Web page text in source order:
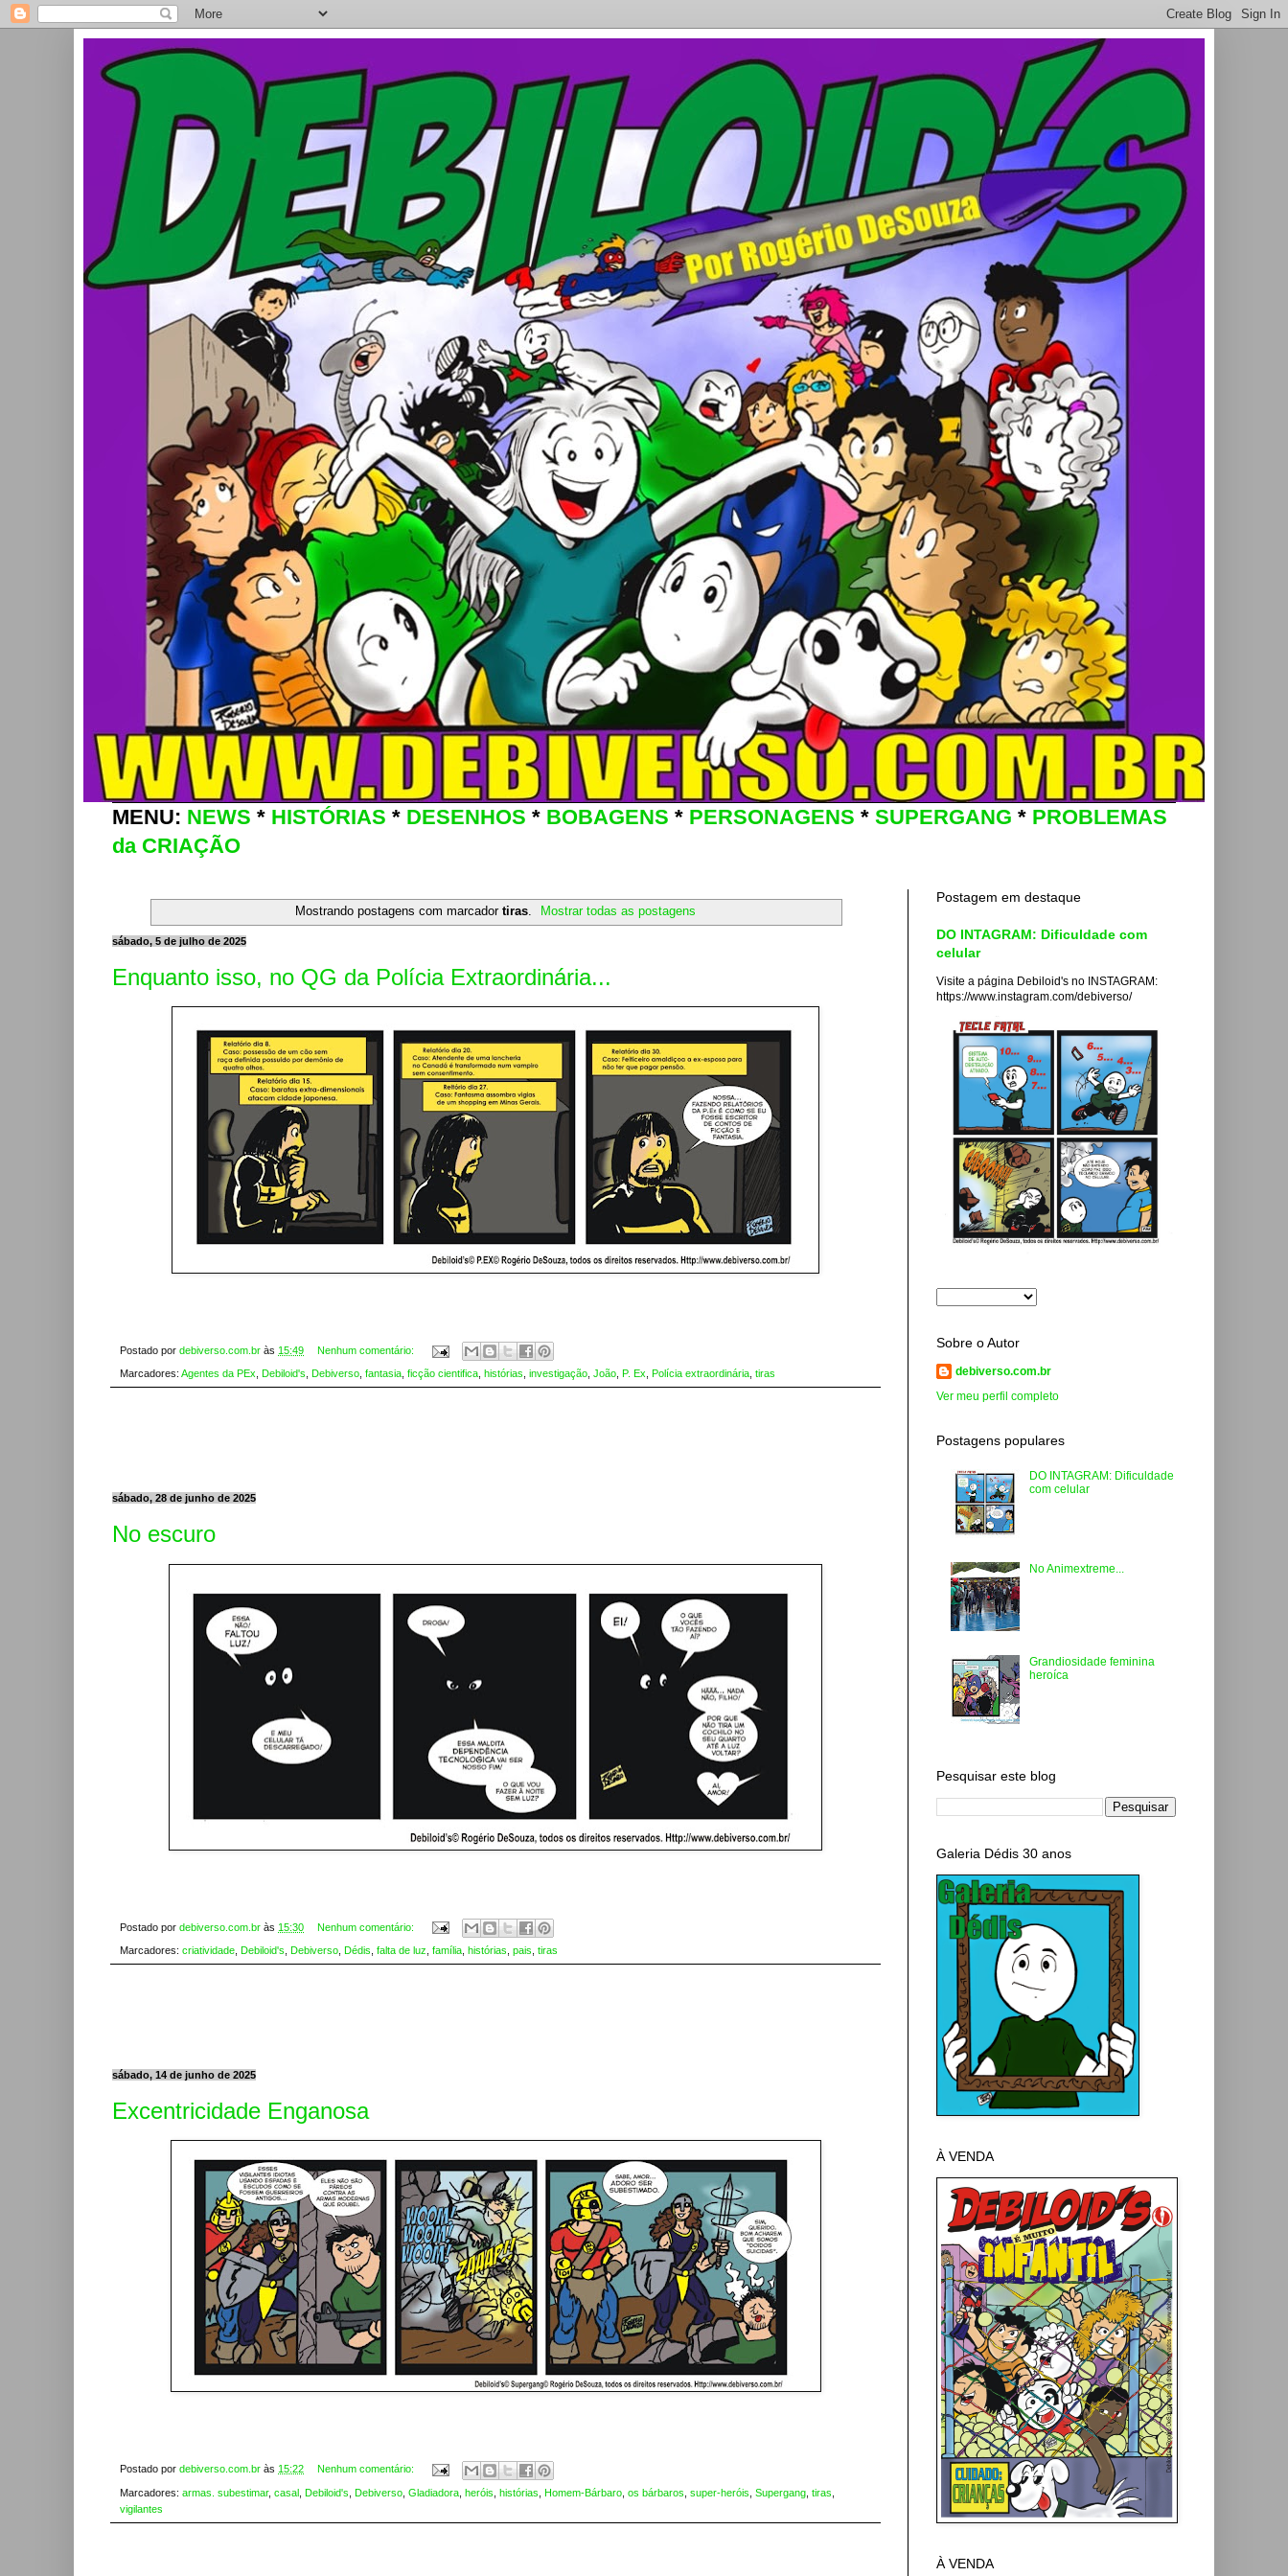
MENU: NEWS * HISTÓRIAS * DESENHOS * BOBAGENS * PERSONAGENS * SUPERGANG * PROBLEMAS
da CRIAÇÃO
Mostrando postagens com marcador tiras. Mostrar todas as postagens
sábado, 5 de julho de 2025
Enquanto isso, no QG da Polícia Extraordinária...
Postado por debiverso.com.br às 15:49 Nenhum comentário:
Marcadores: Agentes da PEx, Debiloid's, Debiverso, fantasia, ficção cientifica, histórias, investigação, João, P. Ex, Polícia extraordinária, tiras
sábado, 28 de junho de 2025
No escuro
Postado por debiverso.com.br às 15:30 Nenhum comentário:
Marcadores: criatividade Debiloid's Debiverso Dédis falta de luz família histórias pais tiras
sábado, 14 de junho de 2025
Excentricidade Enganosa
Postado por debiverso.com.br às 15:22 Nenhum comentário:
Marcadores: armas. subestimar, casal Debiloid's Debiverso Gladiadora heróis histórias Homem-Bárbaro os bárbaros super-heróis Supergang tiras
vigilantes
Postagem em destaque
DO INTAGRAM: Dificuldade com
celular
Visite a página Debiloid's no INSTAGRAM:
https://www.instagram.com/debiverso/
Sobre o Autor
debiverso.com.br
Ver meu perfil completo
Postagens populares
DO INTAGRAM: Dificuldade
com celular
No Animextreme...
Grandiosidade feminina
heroíca
Pesquisar este blog
Galeria Dédis 30 anos
À VENDA
À VENDA